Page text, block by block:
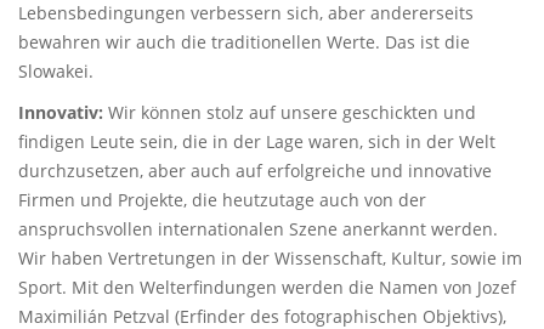
Lebensbedingungen verbessern sich, aber andererseits
bewahren wir auch die traditionellen Werte. Das ist die
Slowakei.
Innovativ: Wir können stolz auf unsere geschickten und
findigen Leute sein, die in der Lage waren, sich in der Welt
durchzusetzen, aber auch auf erfolgreiche und innovative
Firmen und Projekte, die heutzutage auch von der
anspruchsvollen internationalen Szene anerkannt werden.
Wir haben Vertretungen in der Wissenschaft, Kultur, sowie im
Sport. Mit den Welterfindungen werden die Namen von Jozef
Maximilián Petzval (Erfinder des fotographischen Objektivs),